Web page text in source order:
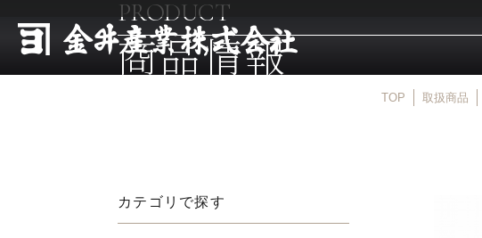
PRODUCT
商品情報
TOP 取扱商品
カテゴリで探す